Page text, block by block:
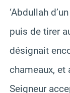
‘Abdullah
puis de tirer
désignait
chameaux, et
Seigneur